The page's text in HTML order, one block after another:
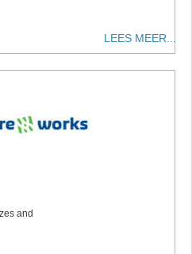
LEES MEER...
and